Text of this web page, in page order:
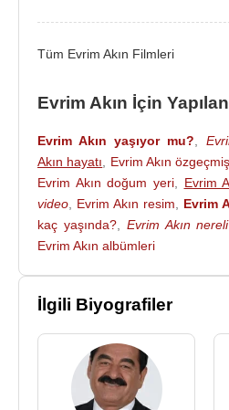
Shakespeare
1995 - Sevgili Doktor - eser:
Gökhan Semiz
2000 - Renkler Krallığı - eser:
Filmleri:
1997 - Eltiler
2000 - İmparator
2001 - Nisan Yağmuru
2003 - Estağfurullah Yokuşu
2003 - Analık
2003 - Şizofren Aşk
Tüm Evrim Akın Filmleri
Evrim Akın İçin
Evrim Akın yaşıyor mu?
Akın hayatı
Evrim Akın
Evrim Akın doğum yeri, Evrim
video
Evrim Akın resim Evrim
kaç yaşında?, Evrim Akın nereli
Evrim Akın albümleri
İlgili Biyografiler